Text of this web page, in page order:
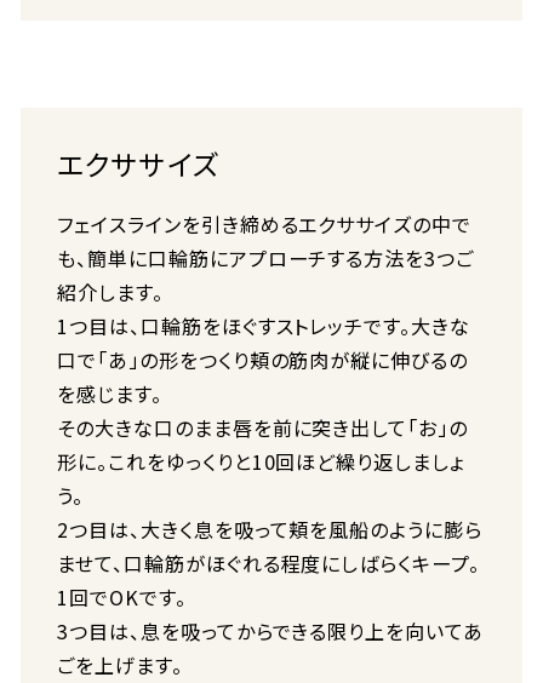
エクササイズ
フェイスラインを引き締めるエクササイズの中で
も、簡単に口輪筋にアプローチする方法を3つご
紹介します。
1つ目は、口輪筋をほぐすストレッチです。大きな
口で「あ」の形をつくり頬の筋肉が縦に伸びるの
を感じます。
その大きな口のまま唇を前に突き出して「お」の
形に。これをゆっくりと10回ほど繰り返しましょ
う。
2つ目は、大きく息を吸って頬を風船のように膨ら
ませて、口輪筋がほぐれる程度にしばらくキープ。
1回でOKです。
3つ目は、息を吸ってからできる限り上を向いてあ
ごを上げます。